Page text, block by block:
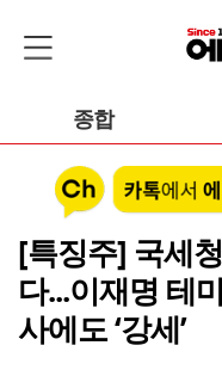
종합
[특징주] 국세
다...이재명 테
사에도 ‘강세’